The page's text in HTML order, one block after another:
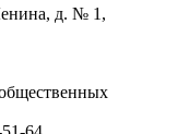
д. № 1,